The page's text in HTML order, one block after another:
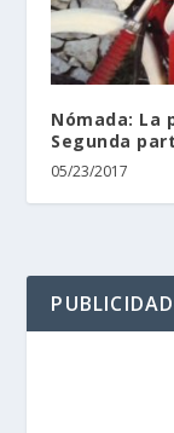
Nómada: La
Segunda
05/23/2017
PUBLICIDAD